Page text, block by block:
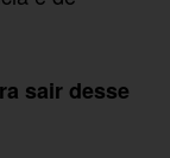
sair desse